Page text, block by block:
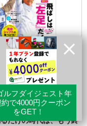
最新号
だけの時代は、もう終